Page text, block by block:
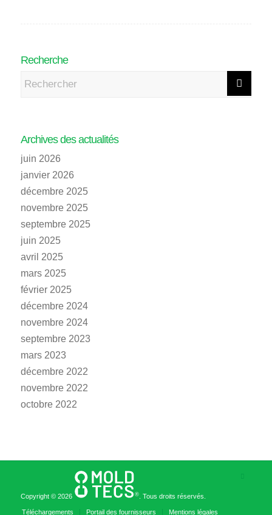
Recherche
Archives des actualités
juin 2026
janvier 2026
décembre 2025
novembre 2025
septembre 2025
juin 2025
avril 2025
mars 2025
février 2025
décembre 2024
novembre 2024
septembre 2023
mars 2023
décembre 2022
novembre 2022
octobre 2022
Copyright © 2026 ®. Tous droits réservés.
Téléchargements Portail des fournisseurs
Mentions légales